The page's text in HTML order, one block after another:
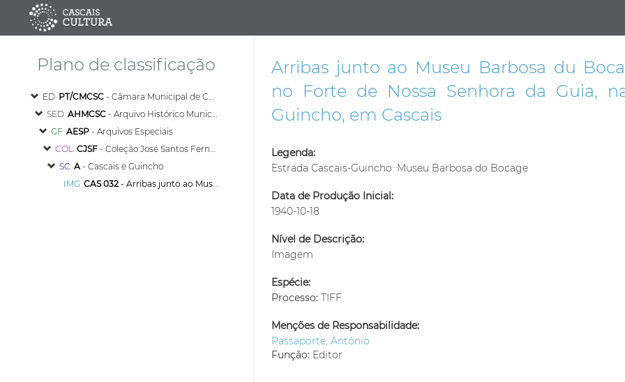
Plano de classificação
ED PT/CMCSC- Câmara Municipal de Cascais
SED AHMCSC- Arquivo Histórico Municipal de Cascais
GF AESP- Arquivos Especiais
COL CJSF- Coleção José Santos Fernandes
SC A- Cascais e Guincho
IMG CAS 032- Arribas junto ao Museu Barbosa du Bocage, instalado no Forte de Nossa Senhora da Guia, na Estrada do Guincho, em Cascais
Arribas junto ao Museu Barbosa du
no Forte de Nossa Senhora da Guia,
Guincho, em Cascais
Legenda:
Estrada Cascais-Guincho: Museu Barbosa do Bocage
Data de Produção Inicial:
1940-10-18
Nível de Descrição:
Imagem
Espécie:
Processo: TIFF
Menções de Responsabilidade:
Passaporte, António
Função: Editor